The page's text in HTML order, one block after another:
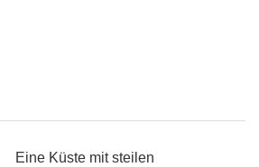
Eine Küste mit steilen